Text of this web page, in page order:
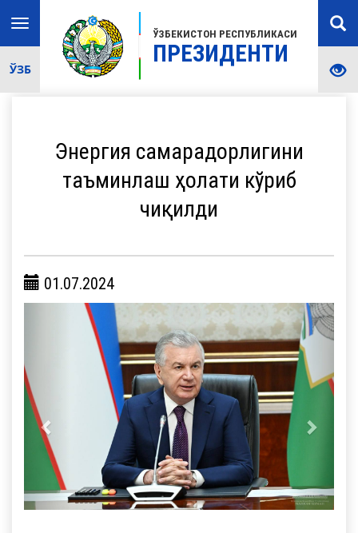
ЎЗБЕКИСТОН РЕСПУБЛИКАСИ
ПРЕЗИДЕНТИ
Toggle
navigation
ЎЗБ
Энергия самарадорлигини
таъминлаш ҳолати кўриб
чиқилди
01.07.2024